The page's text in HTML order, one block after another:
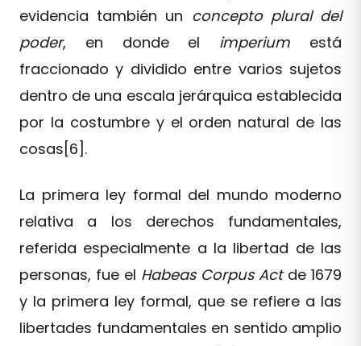
evidencia también un concepto plural del
poder, en donde el imperium está
fraccionado y dividido entre varios sujetos
dentro de una escala jerárquica establecida
por la costumbre y el orden natural de las
cosas[6].
La primera ley formal del mundo moderno
relativa a los derechos fundamentales,
referida especialmente a la libertad de las
personas, fue el Habeas Corpus Actde 1679
y la primera ley formal, que se refiere a las
libertades fundamentales en sentido amplio